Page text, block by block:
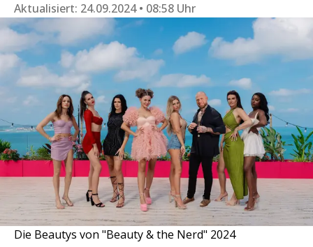
Aktualisiert: 24.09.2024 • 08:58 Uhr
Die Beautys von "Beauty & the Nerd" 2024